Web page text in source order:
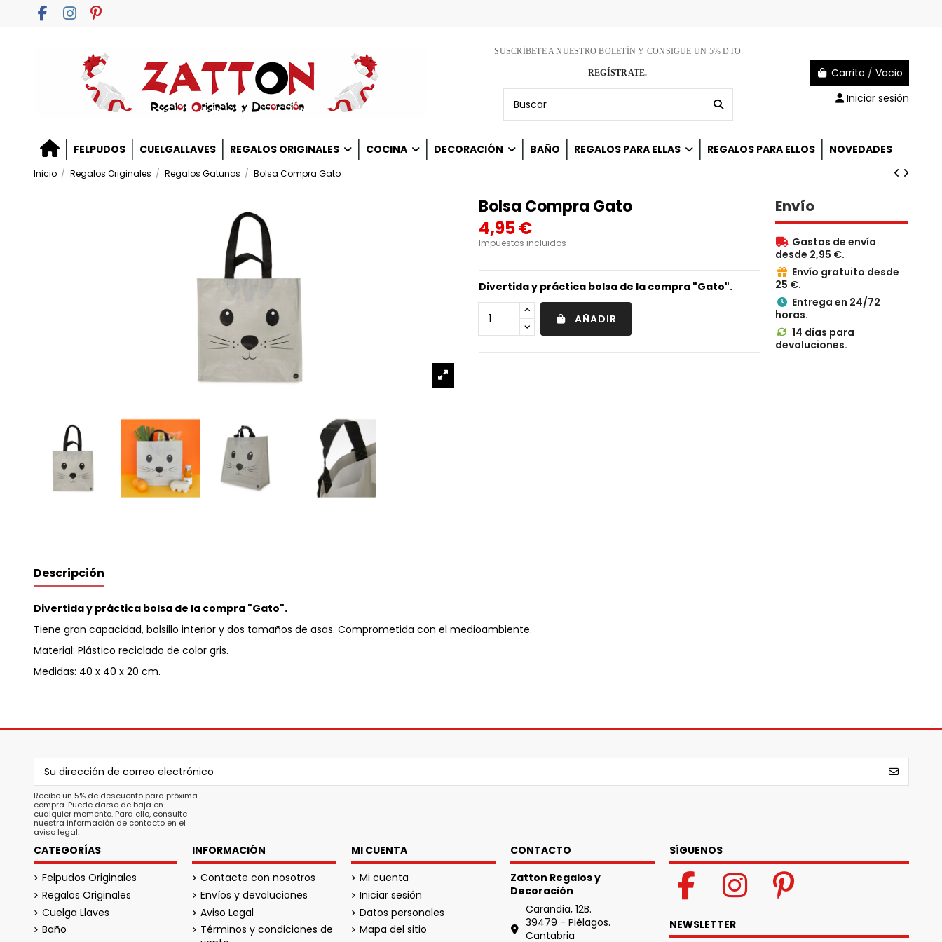
SUSCRÍBETE A NUESTRO BOLETÍN Y CONSIGUE UN 5% DTO
REGÍSTRATE. Carrito / Vacio
Iniciar sesión
FELPUDOS CUELGALLAVES REGALOS ORIGINALES COCINA DECORACIÓN BAÑO REGALOS PARA ELLAS REGALOS PARA ELLOS NOVEDADES
Inicio Regalos Originales Regalos Gatunos Bolsa Compra Gato
Bolsa Compra Gato
4,95 €
Impuestos incluidos
Divertida y práctica bolsa de la compra "Gato".
AÑADIR
Envío
 Gastos de envío
desde 2,95 €.
 Envío gratuito desde
25 €.
 Entrega en 24/72
horas.
 14 días para
devoluciones.
Descripción
Divertida y práctica bolsa de la compra "Gato".
Tiene gran capacidad, bolsillo interior y dos tamaños de asas. Comprometida con el medioambiente.
Material: Plástico reciclado de color gris.
Medidas: 40 x 40 x 20 cm.
Recibe un 5% de descuento para próxima
compra. Puede darse de baja en
cualquier momento. Para ello, consulte
nuestra información de contacto en el
aviso legal.
CATEGORÍAS
Felpudos Originales
Regalos Originales
Cuelga Llaves
Baño
INFORMACIÓN
Contacte con nosotros
Envíos y devoluciones
Aviso Legal
Términos y condiciones de
MI CUENTA
Mi cuenta
Iniciar sesión
Datos personales
Mapa del sitio
CONTACTO
Zatton Regalos y
Decoración
Carandia, 12B.
39479 - Piélagos.
Cantabria
SÍGUENOS
NEWSLETTER